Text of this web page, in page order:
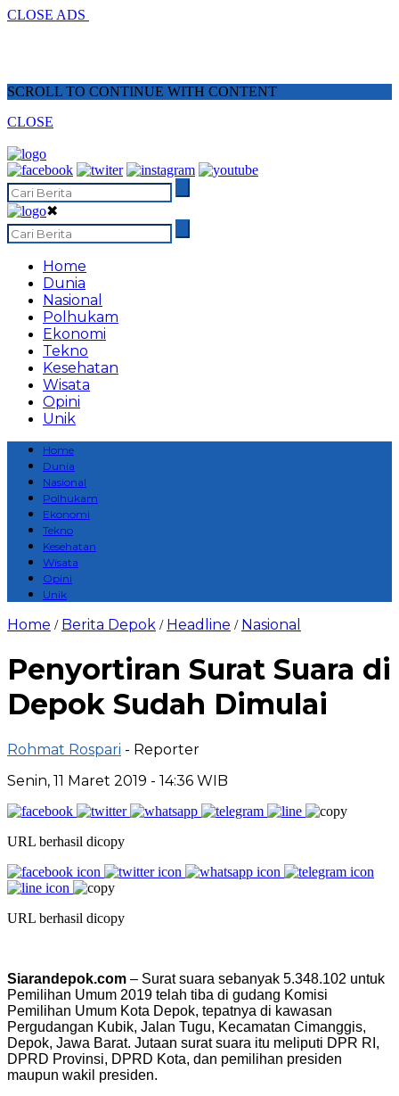
CLOSE ADS
SCROLL TO CONTINUE WITH CONTENT
CLOSE
✖
Home
Dunia
Nasional
Polhukam
Ekonomi
Tekno
Kesehatan
Wisata
Opini
Unik
Home
Dunia
Nasional
Polhukam
Ekonomi
Tekno
Kesehatan
Wisata
Opini
Unik
Home / Berita Depok / Headline / Nasional
Penyortiran Surat Suara di
Depok Sudah Dimulai
Rohmat Rospari - Reporter
Senin, 11 Maret 2019 - 14:36 WIB
URL berhasil dicopy
URL berhasil dicopy
Siarandepok.com – Surat suara sebanyak 5.348.102 untuk
Pemilihan Umum 2019 telah tiba di gudang Komisi
Pemilihan Umum Kota Depok, tepatnya di kawasan
Pergudangan Kubik, Jalan Tugu, Kecamatan Cimanggis,
Depok, Jawa Barat. Jutaan surat suara itu meliputi DPR RI,
DPRD Provinsi, DPRD Kota, dan pemilihan presiden
maupun wakil presiden.